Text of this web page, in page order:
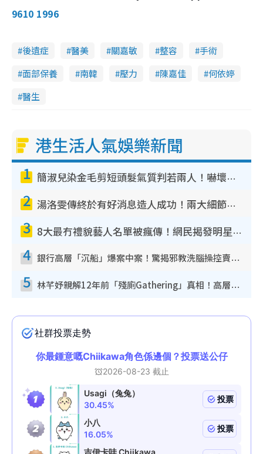
9610 1996
後遺症 醫美 關嘉敏 整容
手術
面部保養
南韓 壓力 陳嘉佳
何依婷
醫生
港生活人氣娛樂新聞
1 簡淑兒染金毛剪短頭髮氣質判若兩人！嚇壞老公麥大力都認唔出：「你做咩事？」
2 湯洛雯傳終於有好消息造人成功！兩大細節曝孕味極濃惹猜測：大肚婆先會咁！
3 8大最冇禮貌藝人名單被瘋傳！網民揭發明星真面目 一致數臭呢位係無品天花板？
4 銀行高層「沉船」爆案中案！驚揭邪教洗腦操控賣淫被吞600萬 幕後黑手講多錯多
5 林芊妤親解12年前「殘廁Gathering」真相！高層解約一句話重創尊嚴至今拒返TVB